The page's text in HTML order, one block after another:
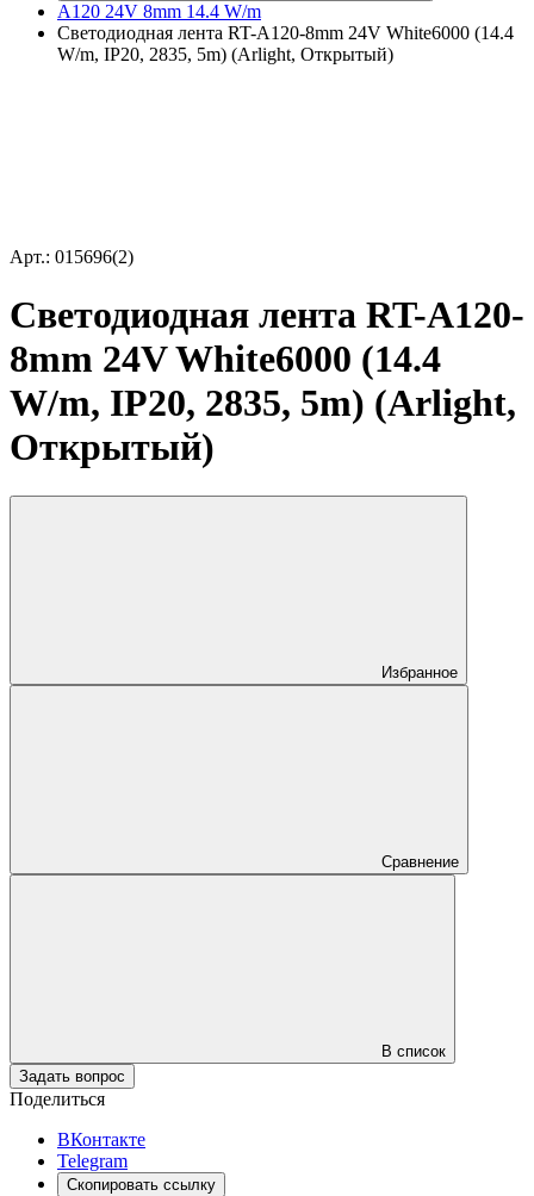
A120 24V 8mm 14.4 W/m
Светодиодная лента RT-A120-8mm 24V White6000 (14.4
W/m, IP20, 2835, 5m) (Arlight, Открытый)
Арт.: 015696(2)
Светодиодная лента RT-A120-
8mm 24V White6000 (14.4
W/m, IP20, 2835, 5m) (Arlight,
Открытый)
Избранное
Сравнение
В список
Задать вопрос
Поделиться
ВКонтакте
Telegram
Скопировать ссылку